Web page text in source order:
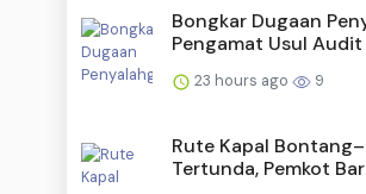
Bongkar Dugaan
Pengamat Usul Audit
23 hours ago 9
Rute Kapal
Tertunda, Pemkot